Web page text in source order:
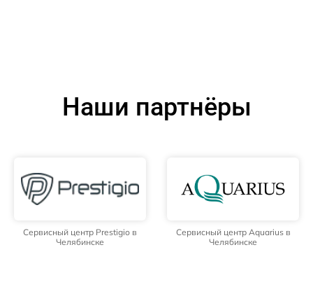
Наши партнёры
Сервисный центр Prestigio в
Челябинске
Сервисный центр Aquarius в
Челябинске